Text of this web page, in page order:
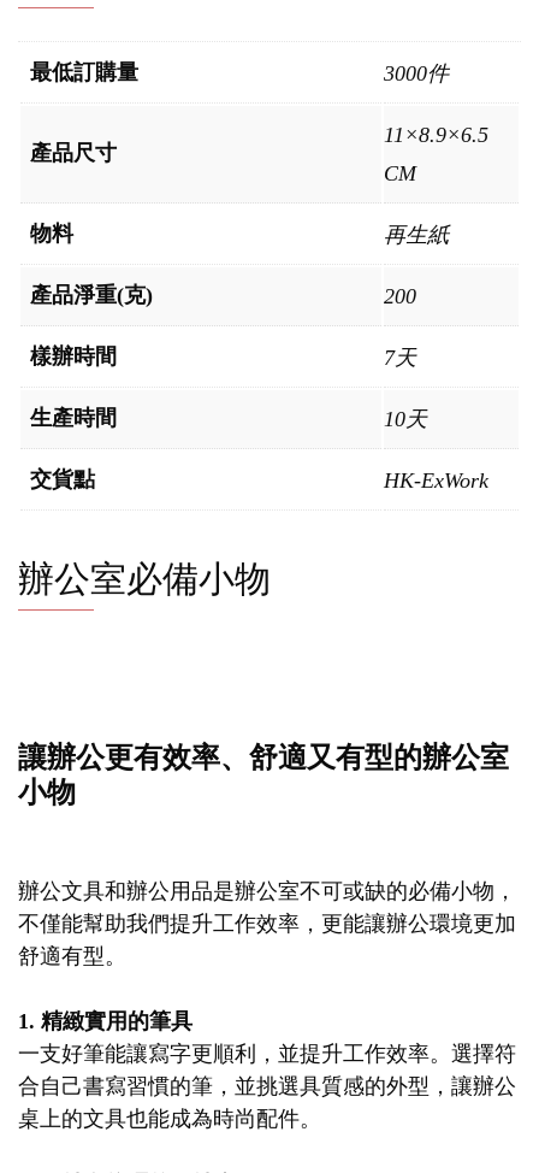
最低訂購量 3000件
產品尺寸
11×8.9×6.5
CM
物料 再生紙
產品淨重(克) 200
樣辦時間 7天
生產時間 10天
交貨點 HK-ExWork
辦公室必備小物
讓辦公更有效率、舒適又有型的辦公室
小物
辦公文具和辦公用品是辦公室不可或缺的必備小物，
不僅能幫助我們提升工作效率，更能讓辦公環境更加
舒適有型。
1. 精緻實用的筆具
一支好筆能讓寫字更順利，並提升工作效率。選擇符
合自己書寫習慣的筆，並挑選具質感的外型，讓辦公
桌上的文具也能成為時尚配件。